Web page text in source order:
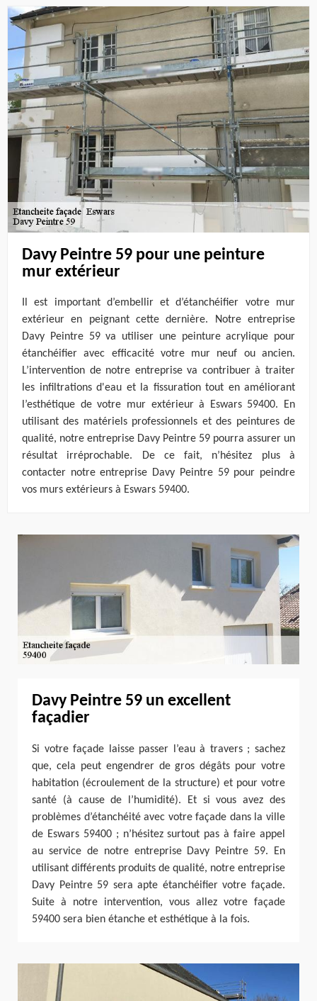
Davy Peintre 59 pour une peinture
mur extérieur
Il est important d’embellir et d’étanchéifier votre mur
extérieur en peignant cette dernière. Notre entreprise
Davy Peintre 59 va utiliser une peinture acrylique pour
étanchéifier avec efficacité votre mur neuf ou ancien.
L’intervention de notre entreprise va contribuer à traiter
les infiltrations d'eau et la fissuration tout en améliorant
l’esthétique de votre mur extérieur à Eswars 59400. En
utilisant des matériels professionnels et des peintures de
qualité, notre entreprise Davy Peintre 59 pourra assurer un
résultat irréprochable. De ce fait, n’hésitez plus à
contacter notre entreprise Davy Peintre 59 pour peindre
vos murs extérieurs à Eswars 59400.
Davy Peintre 59 un excellent
façadier
Si votre façade laisse passer l’eau à travers ; sachez
que, cela peut engendrer de gros dégâts pour votre
habitation (écroulement de la structure) et pour votre
santé (à cause de l’humidité). Et si vous avez des
problèmes d’étanchéité avec votre façade dans la ville
de Eswars 59400 ; n’hésitez surtout pas à faire appel
au service de notre entreprise Davy Peintre 59. En
utilisant différents produits de qualité, notre entreprise
Davy Peintre 59 sera apte étanchéifier votre façade.
Suite à notre intervention, vous allez votre façade
59400 sera bien étanche et esthétique à la fois.